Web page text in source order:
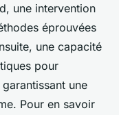
une intervention
éprouvées
une capacité
pour
une
Pour en savoir